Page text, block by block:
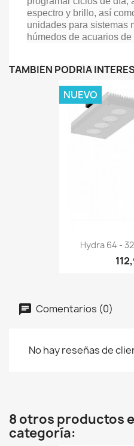
espectro y brillo, así
unidades para sistemas
húmedos de acuarios de
TAMBIÉN PODRÍA
Hydra 64 -
NUEVO
Comentarios (0)
No hay reseñas de
8 otros productos
categoría: